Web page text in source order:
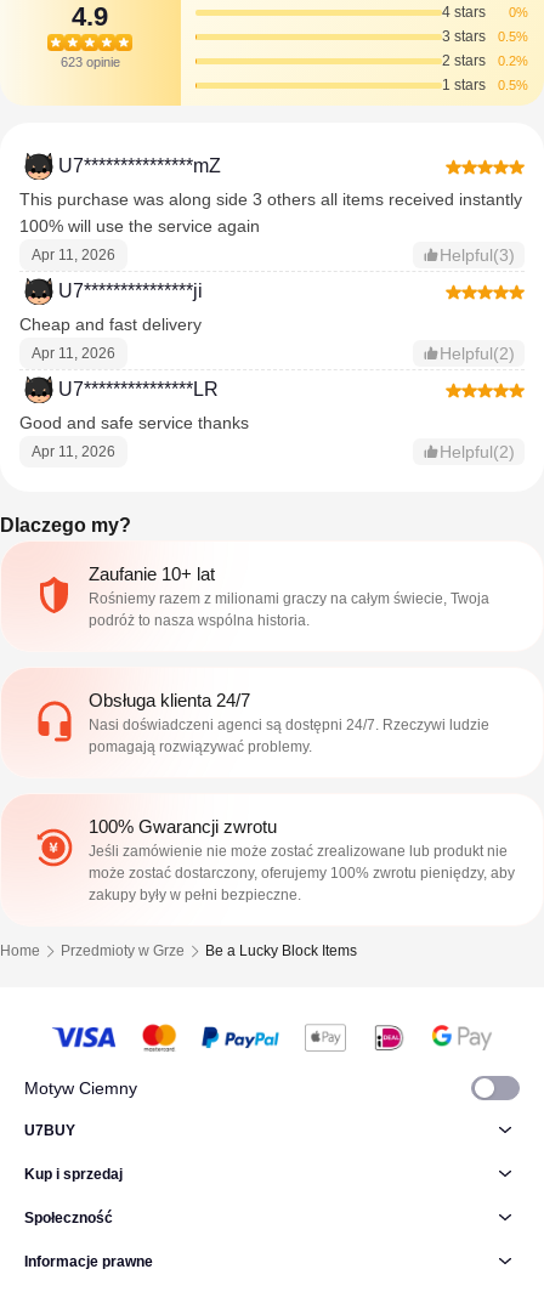
4.9
623 opinie
4 stars 0%
3 stars 0.5%
2 stars 0.2%
1 stars 0.5%
U7***************mZ
This purchase was along side 3 others all items received instantly
100% will use the service again
Apr 11, 2026 Helpful(3)
U7***************ji
Cheap and fast delivery
Apr 11, 2026 Helpful(2)
U7***************LR
Good and safe service thanks
Apr 11, 2026 Helpful(2)
Dlaczego my?
Zaufanie 10+ lat
Rośniemy razem z milionami graczy na całym świecie, Twoja
podróż to nasza wspólna historia.
Obsługa klienta 24/7
Nasi doświadczeni agenci są dostępni 24/7. Rzeczywi ludzie
pomagają rozwiązywać problemy.
100% Gwarancji zwrotu
Jeśli zamówienie nie może zostać zrealizowane lub produkt nie
może zostać dostarczony, oferujemy 100% zwrotu pieniędzy, aby
zakupy były w pełni bezpieczne.
Home Przedmioty w Grze Be a Lucky Block Items
Motyw Ciemny
U7BUY
Kup i sprzedaj
Społeczność
Informacje prawne